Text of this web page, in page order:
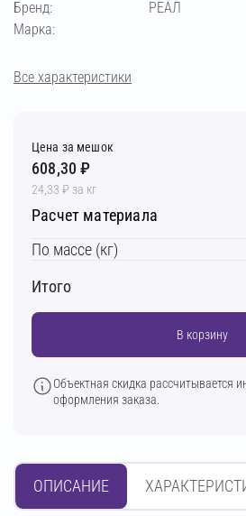
Бренд:
РЕАЛ
Марка:
Все характеристики
Цена за мешок
608,30 ₽
24,33 ₽ за кг
Расчет материала
По массе (кг)
Итого
В корзину
Объектная скидка рассчитывается
оформления заказа.
ОПИСАНИЕ